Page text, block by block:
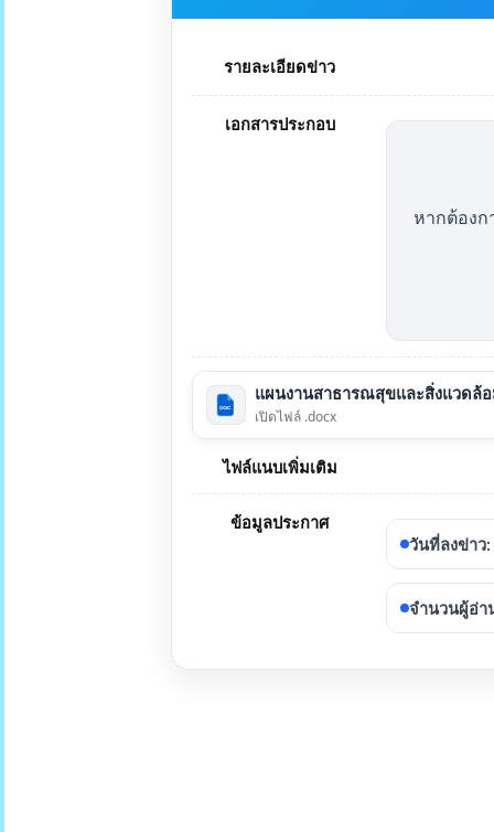
รายละเอียดข่าว
เอกสารประกอบ
หากต้องก
แผนงานสาธารณสุขและสิ่งแวดล้อ
เปิดไฟล์ .docx
ไฟล์แนบเพิ่มเติม
ข้อมูลประกาศ
วันที่ลงข่าว
จำนวนผู้อ่า